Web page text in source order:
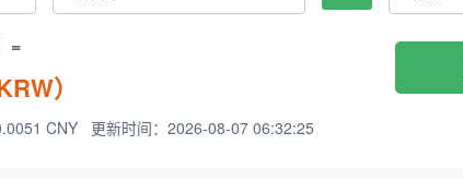
=
）
CNY 更新时间：2026-08-07 06:32:25